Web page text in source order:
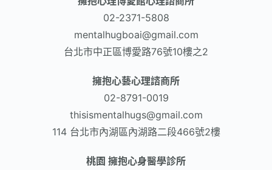
02-2371-5808
mentalhugboai@gmail.com
台北市中正區博愛路76號10樓之2
擁抱心藝心理諮商所
02-8791-0019
thisismentalhugs@gmail.com
114 台北市內湖區內湖路二段466號2樓
桃園 擁抱心身醫學診所